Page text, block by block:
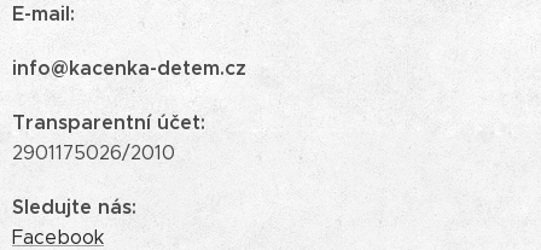
E-mail:
info@kacenka-detem.cz
Transparentní účet:
2901175026/2010
Sledujte nás:
Facebook